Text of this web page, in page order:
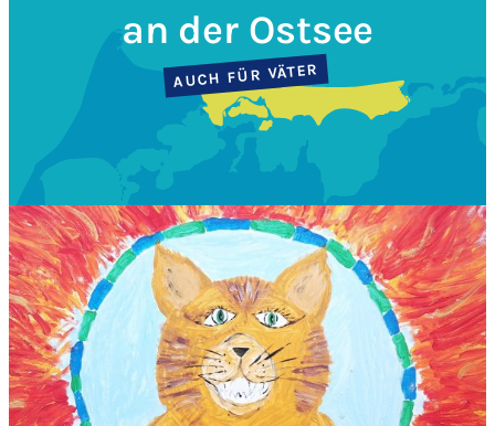
an der Ostsee
AUCH FÜR VÄTER